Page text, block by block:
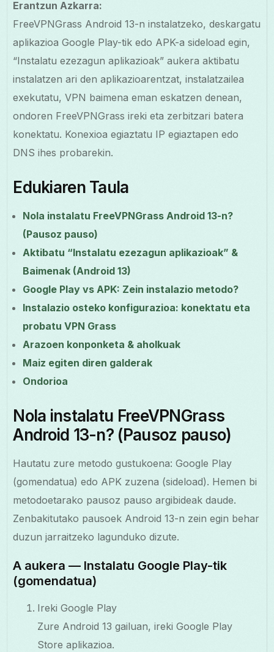
Erantzun Azkarra:
FreeVPNGrass Android 13-n instalatzeko, deskargatu
aplikazioa Google Play-tik edo APK-a sideload egin,
“Instalatu ezezagun aplikazioak” aukera aktibatu
instalatzen ari den aplikazioarentzat, instalatzailea
exekutatu, VPN baimena eman eskatzen denean,
ondoren FreeVPNGrass ireki eta zerbitzari batera
konektatu. Konexioa egiaztatu IP egiaztapen edo
DNS ihes probarekin.
Edukiaren Taula
Nola instalatu FreeVPNGrass Android 13-n?
(Pausoz pauso)
Aktibatu “Instalatu ezezagun aplikazioak” &
Baimenak (Android 13)
Google Play vs APK: Zein instalazio metodo?
Instalazio osteko konfigurazioa: konektatu eta
probatu VPN Grass
Arazoen konponketa & aholkuak
Maiz egiten diren galderak
Ondorioa
Nola instalatu FreeVPNGrass
Android 13-n? (Pausoz pauso)
Hautatu zure metodo gustukoena: Google Play
(gomendatua) edo APK zuzena (sideload). Hemen bi
metodoetarako pausoz pauso argibideak daude.
Zenbakitutako pausoek Android 13-n zein egin behar
duzun jarraitzeko lagunduko dizute.
A aukera — Instalatu Google Play-tik
(gomendatua)
Ireki Google Play
Zure Android 13 gailuan, ireki Google Play
Store aplikazioa.